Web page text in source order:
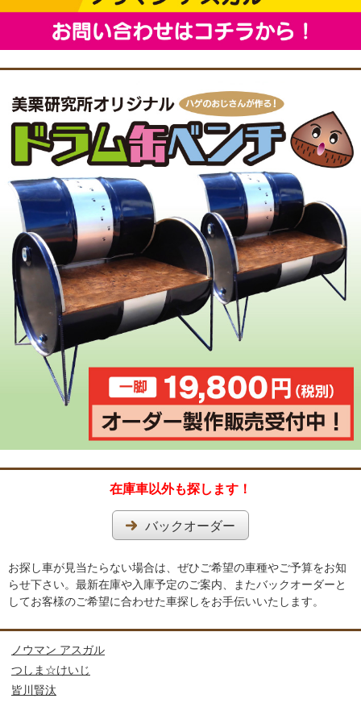
在庫車以外も探します！
バックオーダー
お探し車が見当たらない場合は、ぜひご希望の車種やご予算をお知
らせ下さい。最新在庫や入庫予定のご案内、またバックオーダーと
してお客様のご希望に合わせた車探しをお手伝いいたします。
ノウマン アスガル
つしま☆けいじ
皆川賢汰